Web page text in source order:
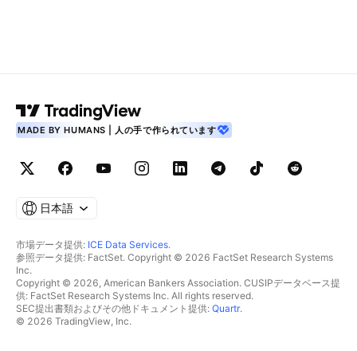
MADE BY HUMANS | 人の手で作られています
日本語
市場データ提供: ICE Data Services.
参照データ提供: FactSet. Copyright © 2026 FactSet Research Systems
Inc.
Copyright © 2026, American Bankers Association. CUSIPデータベース提
供: FactSet Research Systems Inc. All rights reserved.
SEC提出書類およびその他ドキュメント提供: Quartr.
© 2026 TradingView, Inc.